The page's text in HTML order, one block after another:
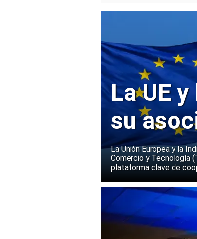
La UE
su
La Unión Europea y la
Comercio y Tecnología
plataforma clave de